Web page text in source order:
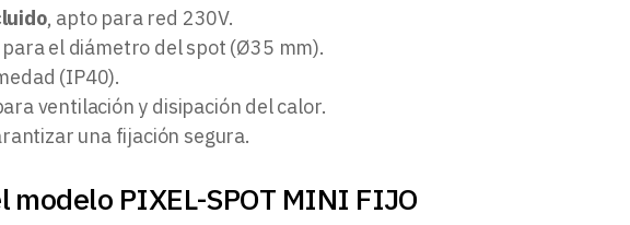
, apto para red 230V.
el diámetro del spot (Ø35 mm).
(IP40).
ventilación y disipación del calor.
una fijación segura.
PIXEL-SPOT MINI FIJO